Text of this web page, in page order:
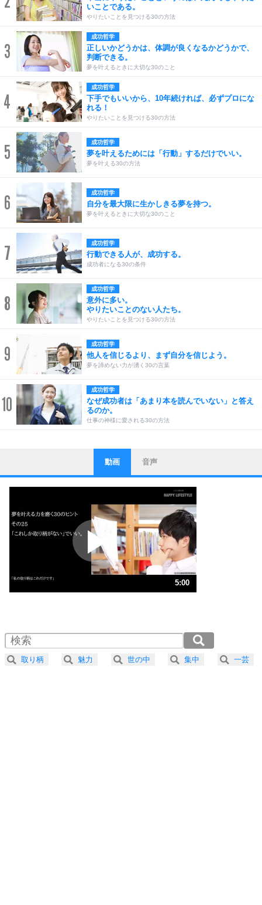
いことである。
やりたいことを見つける30の方法
3
成功哲学
正しいかどうかは、体調が良くなるかどうかで、
判断できる。
夢を叶えるときに大切な30のこと
4
成功哲学
下手でもいいから、10年続ければ、必ずプロにな
れる！
やりたいことを見つける30の方法
5 成功哲学
夢を叶えるためには「行動」するだけでいい。
夢を叶える30の方法
6 成功哲学
自分を最大限に生かしきる夢を持つ。
夢を叶えるときに大切な30のこと
7 成功哲学
行動できる人が、成功する。
成功者になる30の条件
8
成功哲学
意外に多い。
やりたいことのない人たち。
やりたいことを見つける30の方法
9 成功哲学
他人を信じるより、まず自分を信じよう。
夢を諦めない力が湧く30の言葉
10
成功哲学
なぜ成功者は「あまり本を読んでいない」と答え
るのか。
仕事の神様に愛される30の方法
1
ストレス対策
他人と比べない。
いっそのこと、他人を見ない。
いらいらしない人になる30の方法
プラス思考
ポジティブになれない原因は、行動しないから。
ポジティブ思考になる30の方法
ストレス対策
人生、なんとかなるもの。
気楽に生きる30の方法
4 器の大きい人は、怒りを優しさで表現する。
動画 音声
5:00
2.0倍速 （588KB 2分30秒）
2.5倍速 （470KB 2分0秒）
3.0倍速 （392KB 1分40秒）
取り柄 魅力 世の中 集中 一芸